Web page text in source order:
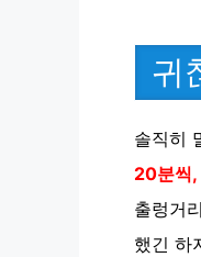
귀
솔직히
20분씩,
출렁거
했긴 하